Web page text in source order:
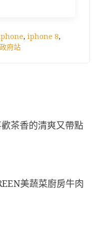
, iphone 8,
府站
茶香的清爽又帶點
美蔬菜廚房牛肉